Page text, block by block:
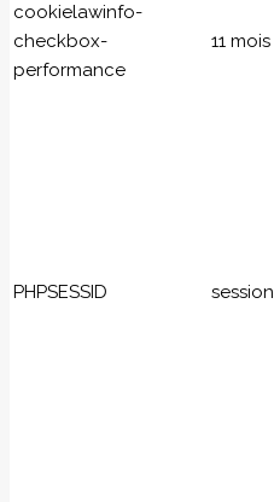
cookielawinfo-
checkbox-
performance
11 mois
PHPSESSID session